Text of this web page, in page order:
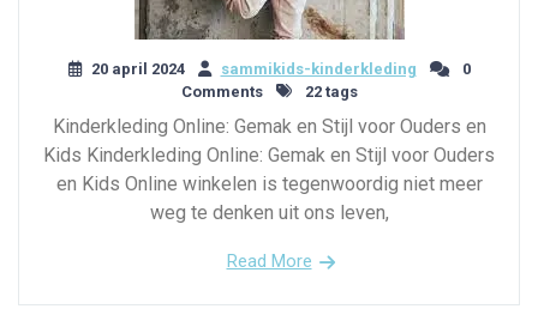
20 april 2024 sammikids-kinderkleding
0
Comments
22 tags
Kinderkleding Online: Gemak en Stijl voor Ouders en
Kids Kinderkleding Online: Gemak en Stijl voor Ouders
en Kids Online winkelen is tegenwoordig niet meer
weg te denken uit ons leven,
Read More